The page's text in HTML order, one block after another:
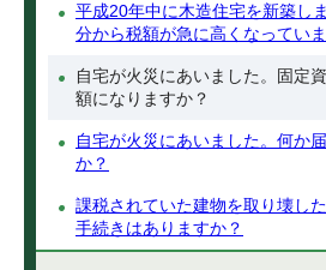
平成20年中に木造住宅を新築し
分から税額が急に高くなってい
自宅が火災にあいました。固定
額になりますか？
自宅が火災にあいました。何か
か？
課税されていた建物を取り壊し
手続きはありますか？